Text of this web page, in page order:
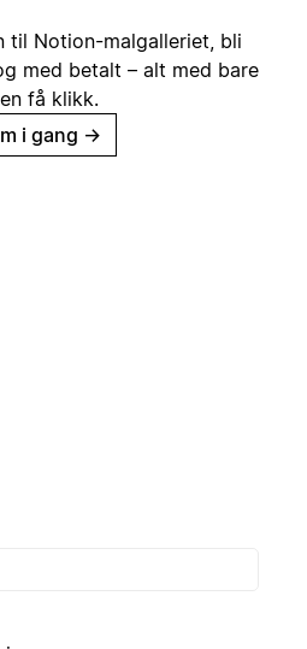
til Notion-malgalleriet, bli
med betalt – alt med bare
få klikk.
i gang →